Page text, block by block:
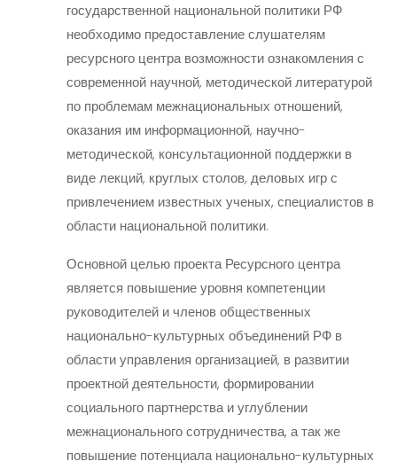
государственной национальной политики РФ
необходимо предоставление слушателям
ресурсного центра возможности ознакомления с
современной научной, методической литературой
по проблемам межнациональных отношений,
оказания им информационной, научно-
методической, консультационной поддержки в
виде лекций, круглых столов, деловых игр с
привлечением известных ученых, специалистов в
области национальной политики.
Основной целью проекта Ресурсного центра
является повышение уровня компетенции
руководителей и членов общественных
национально-культурных объединений РФ в
области управления организацией, в развитии
проектной деятельности, формировании
социального партнерства и углублении
межнационального сотрудничества, а так же
повышение потенциала национально-культурных